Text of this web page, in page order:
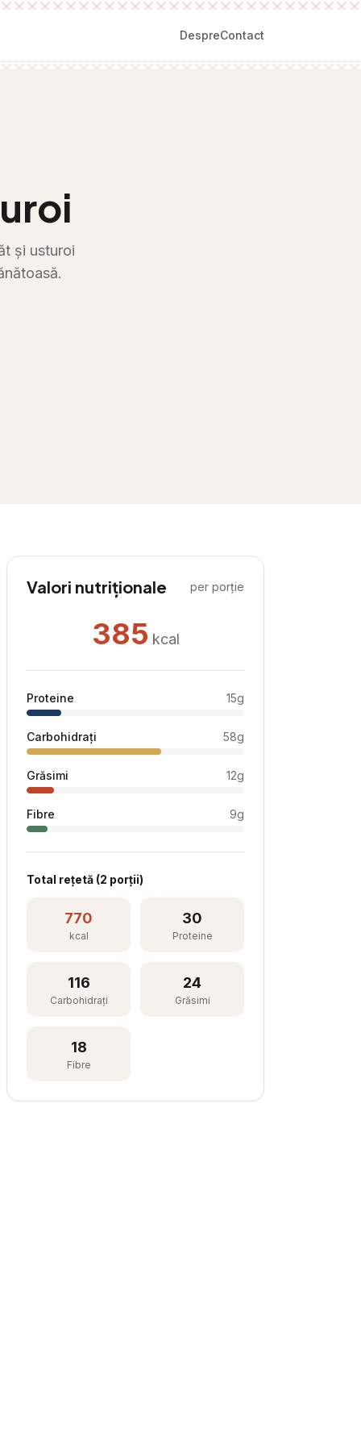
DespreContact
și usturoi
Valori nutriționale per porție
385 kcal
Proteine 15g
Carbohidrați 58g
Grăsimi 12g
Fibre 9g
Total rețetă (2 porții)
770
kcal
30
Proteine
116
Carbohidrați
24
Grăsimi
18
Fibre